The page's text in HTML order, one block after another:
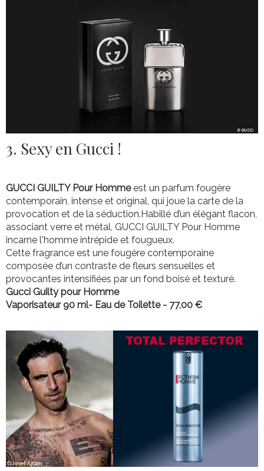
3. Sexy en Gucci !
GUCCI GUILTY Pour Hommeest un parfum fougère
contemporain, intense et original, qui joue la carte de la
provocation et de la séduction.Habillé d’un élégant flacon,
associant verre et métal, GUCCI GUILTY Pour Homme
incarne l'homme intrépide et fougueux.
Cette fragrance est une fougère contemporaine
composée d’un contraste de fleurs sensuelles et
provocantes intensifiées par un fond boisé et texturé.
Gucci Guilty pour Homme
Vaporisateur 90 ml- Eau de Toilette - 77,00 €